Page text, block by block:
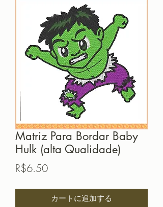
Matriz Para Bordar Baby
Hulk (alta Qualidade)
R$6.50価
カートに追加する